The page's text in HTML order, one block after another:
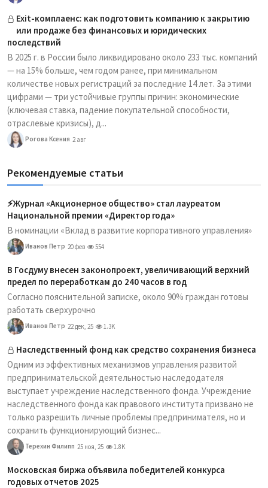
Exit-комплаенс: как подготовить компанию к закрытию
или продаже без финансовых и юридических
последствий
В 2025 г. в России было ликвидировано около 233 тыс. компаний
— на 15% больше, чем годом ранее, при минимальном
количестве новых регистраций за последние 14 лет. За этими
цифрами — три устойчивые группы причин: экономические
(ключевая ставка, падение покупательной способности,
отраслевые кризисы), д...
Рогова Ксения 2 авг
Рекомендуемые статьи
⚡️Журнал «Акционерное общество» стал лауреатом
Национальной премии «Директор года»
В номинации «Вклад в развитие корпоративного управления»
Иванов Петр 20 фев 554
В Госдуму внесен законопроект, увеличивающий верхний
предел по переработкам до 240 часов в год
Согласно пояснительной записке, около 90% граждан готовы
работать сверхурочно
Иванов Петр 22 дек, 25 1.3K
Наследственный фонд как средство сохранения бизнеса
Одним из эффективных механизмов управления развитой
предпринимательской деятельностью наследодателя
выступает учреждение наследственного фонда. Учреждение
наследственного фонда как правового института призвано не
только разрешить личные проблемы предпринимателя, но и
сохранить функционирующий бизнес...
Терехин Филипп 25 ноя, 25 1.8K
Московская биржа объявила победителей конкурса
годовых отчетов 2025